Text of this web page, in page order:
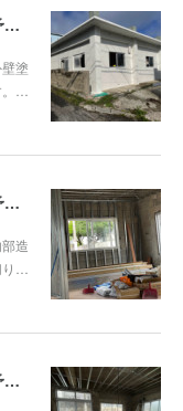
豊見城市内 リノベーション戸建て販売予定vol.7 外壁塗装工事及び内部工事
塗
…
豊見城市内 リノベーション戸建て販売予定vol.6 内部造作工事2
造
…
豊見城市内 リノベーション戸建て販売予定vol.5 内部造作工事始まっています。